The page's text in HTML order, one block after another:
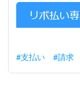
#支払い #請求